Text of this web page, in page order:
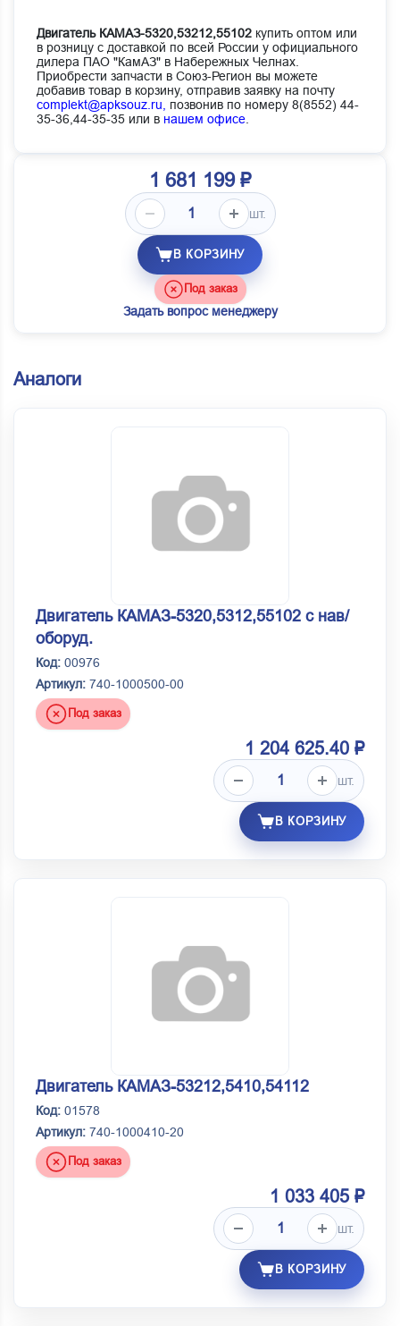
Двигатель КАМАЗ-5320,53212,55102 купить оптом или
в розницу с доставкой по всей России у официального
дилера ПАО "КамАЗ" в Набережных Челнах.
Приобрести запчасти в Союз-Регион вы можете
добавив товар в корзину, отправив заявку на почту
complekt@apksouz.ru,
позвонив по номеру 8(8552) 44-
35-36,44-35-35 или в нашем офисе
1 681 199 ₽
шт.
В КОРЗИНУ
Под заказ
Задать вопрос менеджеру
Аналоги
Двигатель КАМАЗ-5320,5312,55102 с нав/
оборуд.
Код: 00976
Артикул: 740-1000500-00
Под заказ
1 204 625.40 ₽
шт.
В КОРЗИНУ
Двигатель КАМАЗ-53212,5410,54112
Код: 01578
Артикул: 740-1000410-20
Под заказ
1 033 405 ₽
шт.
В КОРЗИНУ